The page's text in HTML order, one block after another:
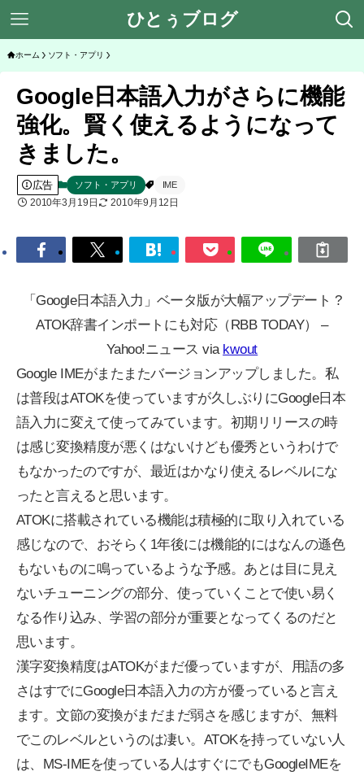
ひとぅブログ
ホーム ソフト・アプリ
Google日本語入力がさらに機能
強化。賢く使えるようになって
きました。
広告 ソフト・アプリ IME
2010年3月19日 2010年9月12日
「Google日本語入力」ベータ版が大幅アップデート ?
ATOK辞書インポートにも対応（RBB TODAY） –
Yahoo!ニュース via kwout
Google IMEがまたまたバージョンアップしました。私
は普段はATOKを使っていますが久しぶりにGoogle日本
語入力に変えて使ってみています。初期リリースの時
は感じ変換精度が悪くはないけども優秀というわけで
もなかったのですが、最近はかなり使えるレベルにな
ったと言えると思います。
ATOKに搭載されている機能は積極的に取り入れている
感じなので、おそらく1年後には機能的にはなんの遜色
もないものに鳴っているような予感。あとは目に見え
ないチューニングの部分、使っていくことで使い易く
なる作り込み、学習の部分が重要となってくるのだと
思います。
漢字変換精度はATOKがまだ優っていますが、用語の多
さはすでにGoogle日本語入力の方が優っていると言え
ます。文節の変換がまだまだ弱さを感じますが、無料
でこのレベルというのは凄い。ATOKを持っていない人
は、MS-IMEを使っている人はすぐにでもGoogleIMEを